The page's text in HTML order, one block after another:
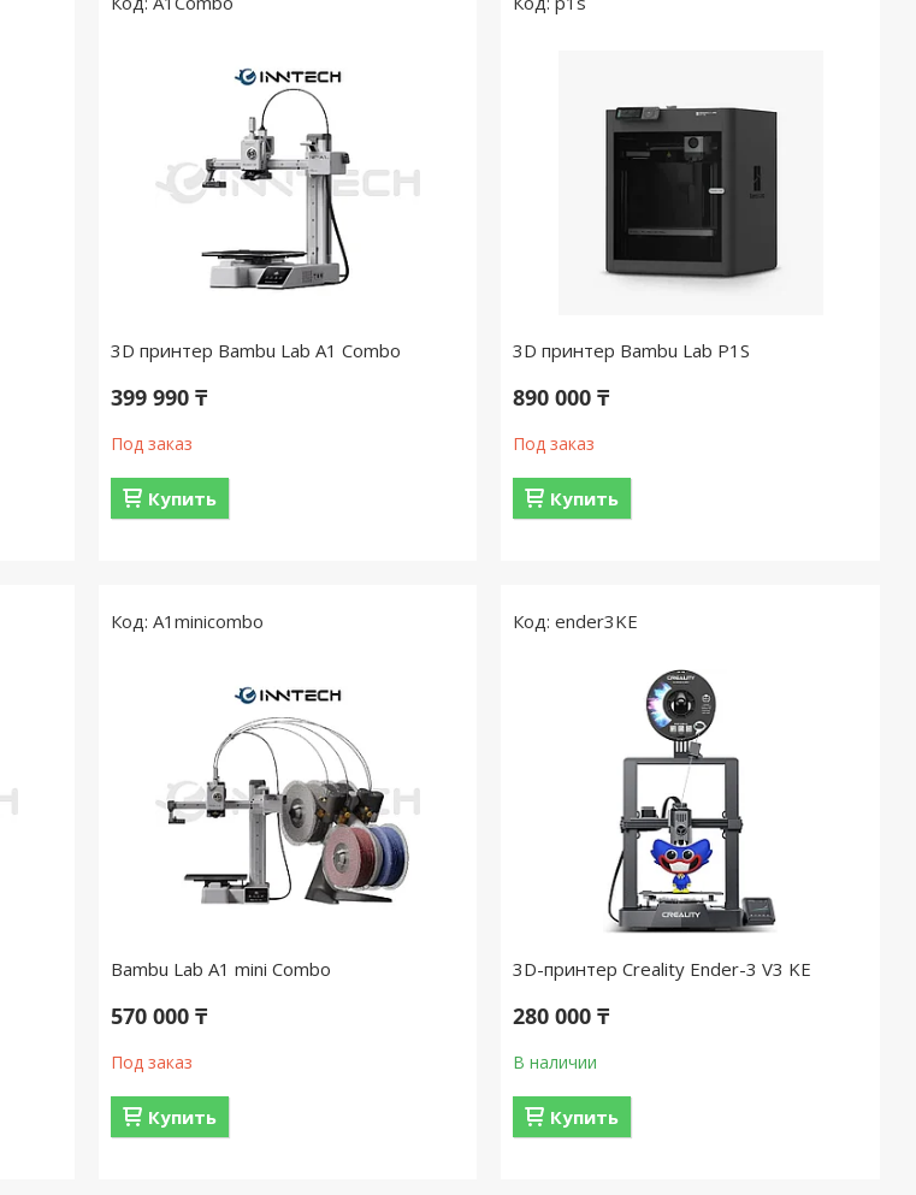
3D принтер Bambu Lab A1 Combo
399 990 ₸
Под заказ
Купить
3D принтер Bambu Lab P1S
890 000 ₸
Под заказ
Купить
A1minicombo
Bambu Lab A1 mini Combo
570 000 ₸
Под заказ
Купить
ender3KE
3D-принтер Creality Ender-3 V3 KE
280 000 ₸
В наличии
Купить